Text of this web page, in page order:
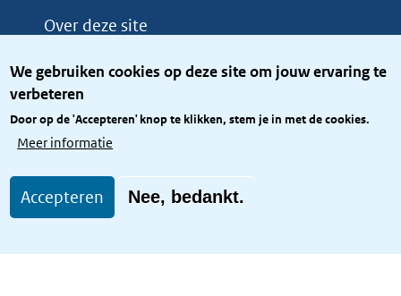
We gebruiken cookies op deze site om jouw ervaring te
verbeteren
Door op de 'Accepteren' knop te klikken, stem je in met de cookies.
Meer informatie
Accepteren Nee, bedankt.
Over deze site
Privacy
Toegang site openbaar
Toegankelijkheid